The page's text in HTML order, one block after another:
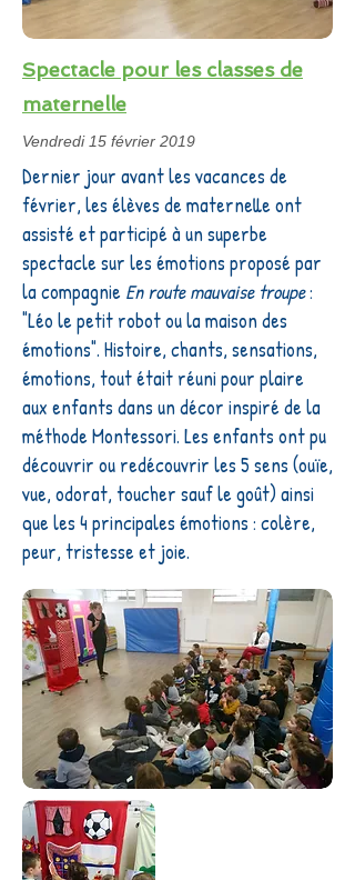
Spectacle pour les classes de
maternelle
Vendredi 15 février 2019
Dernier jour avant les vacances de
février, les élèves de maternelle ont
assisté et participé à un superbe
spectacle sur les émotions proposé par
la compagnie En route mauvaise troupe:
"Léo le petit robot ou la maison des
émotions". Histoire, chants, sensations,
émotions, tout était réuni pour plaire
aux enfants dans un décor inspiré de la
méthode Montessori. Les enfants ont pu
découvrir ou redécouvrir les 5 sens (ouïe,
vue, odorat, toucher sauf le goût) ainsi
que les 4 principales émotions : colère,
peur, tristesse et joie.